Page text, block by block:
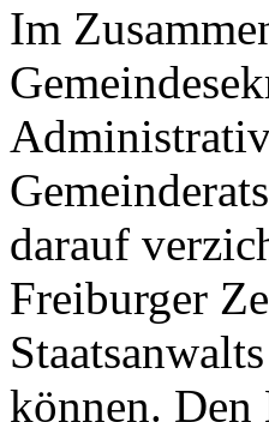
Im
darauf
Freiburger
können. Den